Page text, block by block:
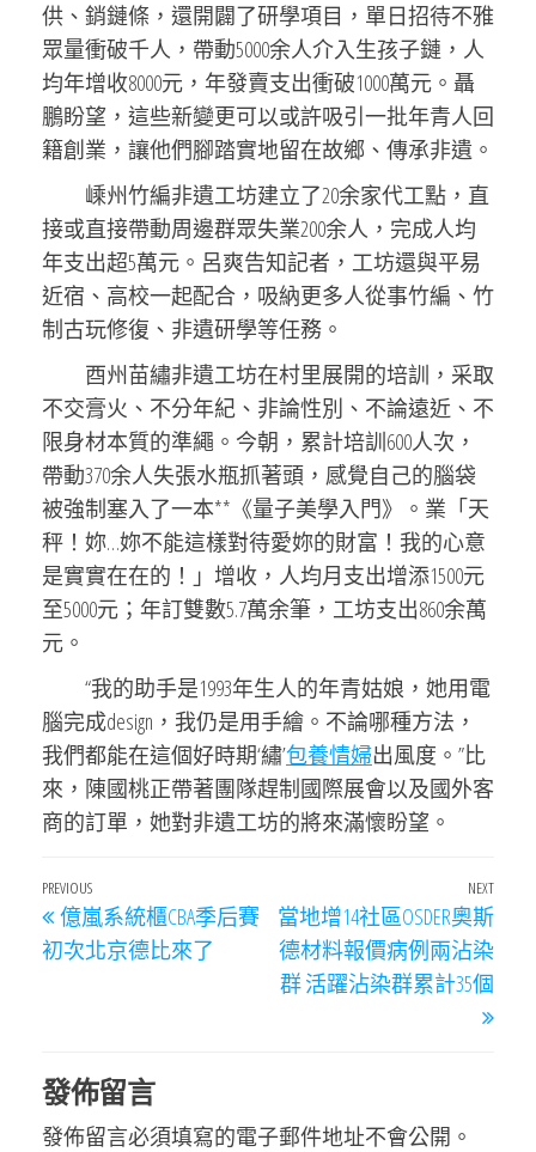
供、銷鏈條，還開闢了研學項目，單日招待不雅
眾量衝破千人，帶動5000余人介入生孩子鏈，人
均年增收8000元，年發賣支出衝破1000萬元。聶
鵬盼望，這些新變更可以或許吸引一批年青人回
籍創業，讓他們腳踏實地留在故鄉、傳承非遺。
嵊州竹編非遺工坊建立了20余家代工點，直
接或直接帶動周邊群眾失業200余人，完成人均
年支出超5萬元。呂爽告知記者，工坊還與平易
近宿、高校一起配合，吸納更多人從事竹編、竹
制古玩修復、非遺研學等任務。
酉州苗繡非遺工坊在村里展開的培訓，采取
不交膏火、不分年紀、非論性別、不論遠近、不
限身材本質的準繩。今朝，累計培訓600人次，
帶動370余人失張水瓶抓著頭，感覺自己的腦袋
被強制塞入了一本**《量子美學入門》。業「天
秤！妳…妳不能這樣對待愛妳的財富！我的心意
是實實在在的！」增收，人均月支出增添1500元
至5000元；年訂雙數5.7萬余筆，工坊支出860余萬
元。
“我的助手是1993年生人的年青姑娘，她用電
腦完成design，我仍是用手繪。不論哪種方法，
我們都能在這個好時期‘繡’包養情婦出風度。”比
來，陳國桃正帶著團隊趕制國際展會以及國外客
商的訂單，她對非遺工坊的將來滿懷盼望。
文
章
導
Previous
Post
PREVIOUS
億嵐系統櫃CBA季后賽
初次北京德比來了
Next
Post
NEXT
當地增14社區OSDER奧斯
德材料報價病例兩沾染
群 活躍沾染群累計35個
發佈留言
發佈留言必須填寫的電子郵件地址不會公開。